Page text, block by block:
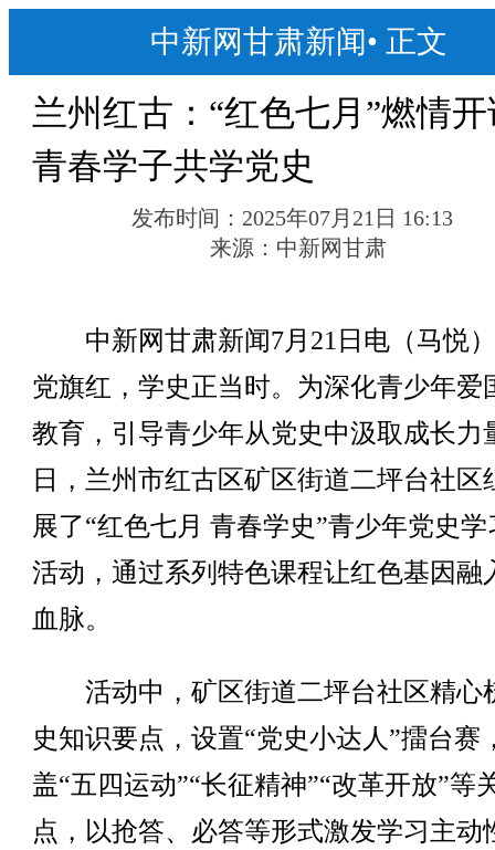
中新网甘肃新闻• 正文
兰州红古：“红色七月”燃情
青春学子共学党史
发布时间： 2025年07月21日 16:13
来源： 中新网甘肃
中新网甘肃新闻7月21日电（马悦
党旗红，学史正当时。为深化青少年爱
教育，引导青少年从党史中汲取成长力
日，兰州市红古区矿区街道二坪台社区
展了“红色七月 青春学史”青少年党史学
活动，通过系列特色课程让红色基因融
血脉。
活动中，矿区街道二坪台社区精心
史知识要点，设置“党史小达人”擂台赛
盖“五四运动”“长征精神”“改革开放”等
点，以抢答、必答等形式激发学习主动